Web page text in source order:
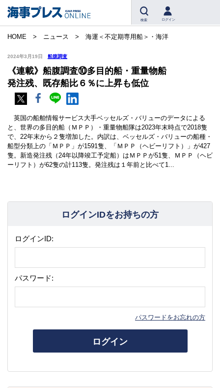
検索 ログイン
HOME ニュース 海運＜不定期専用船＞・海洋
2024年3月19日 船腹調査
《連載》船腹調査⑩多目的船・重量物船
発注残、既存船比６％に上昇も低位
英国の船舶情報サービス大手ベッセルズ・バリューのデータによる
と、世界の多目的船（ＭＰＰ）・重量物船隊は2023年末時点で2018隻
で、22年末から２隻増加した。内訳は、ベッセルズ・バリューの船種・
船型分類上の「ＭＰＰ」が1591隻、「ＭＰＰ（ヘビーリフト）」が427
隻。新造発注残（24年以降竣工予定船）はＭＰＰが51隻、ＭＰＰ（ヘビ
ーリフト）が62隻の計113隻。発注残は１年前と比べて1...
ログインIDをお持ちの方
ログインID:
パスワード:
パスワードをお忘れの方
ログイン